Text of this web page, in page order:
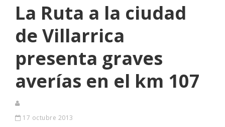
La Ruta a la ciudad
de Villarrica
presenta graves
averías en el km 107
17 octubre 2013